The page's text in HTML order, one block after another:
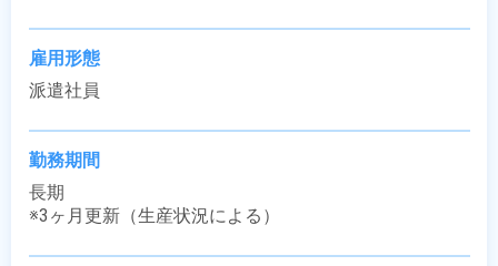
雇用形態
派遣社員
勤務期間
長期
※3ヶ月更新（生産状況による）